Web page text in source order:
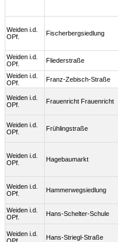
Weiden i.d.
OPf.
Fischerbergsiedlung
Weiden i.d.
OPf.
Fliederstraße
Weiden i.d.
OPf.
Franz-Zebisch-Straße
Weiden i.d.
OPf.
Frauenricht Frauenricht
Weiden i.d.
OPf.
Frühlingstraße
Weiden i.d.
OPf.
Hagebaumarkt
Weiden i.d.
OPf.
Hammerwegsiedlung
Weiden i.d.
OPf.
Hans-Schelter-Schule
Weiden i.d.
Hans-Striegl-Straße